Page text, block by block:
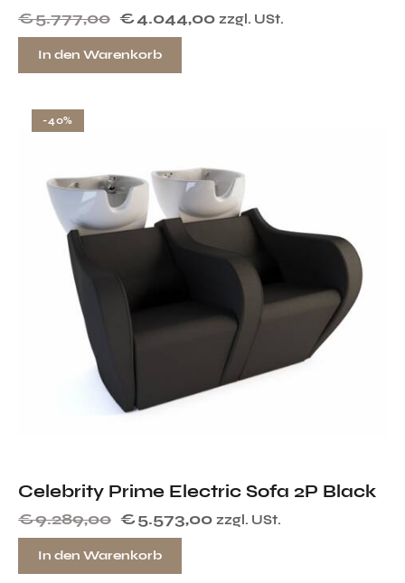
€5.777,00 €4.044,00 zzgl. USt.
In den Warenkorb
-40%
Celebrity Prime Electric Sofa 2P Black
€9.289,00 €5.573,00 zzgl. USt.
In den Warenkorb